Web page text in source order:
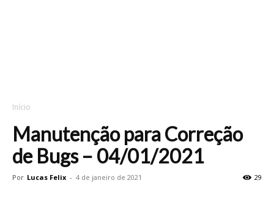
Início
Manutenção para Correção
de Bugs – 04/01/2021
Por Lucas Felix - 4 de janeiro de 2021 29